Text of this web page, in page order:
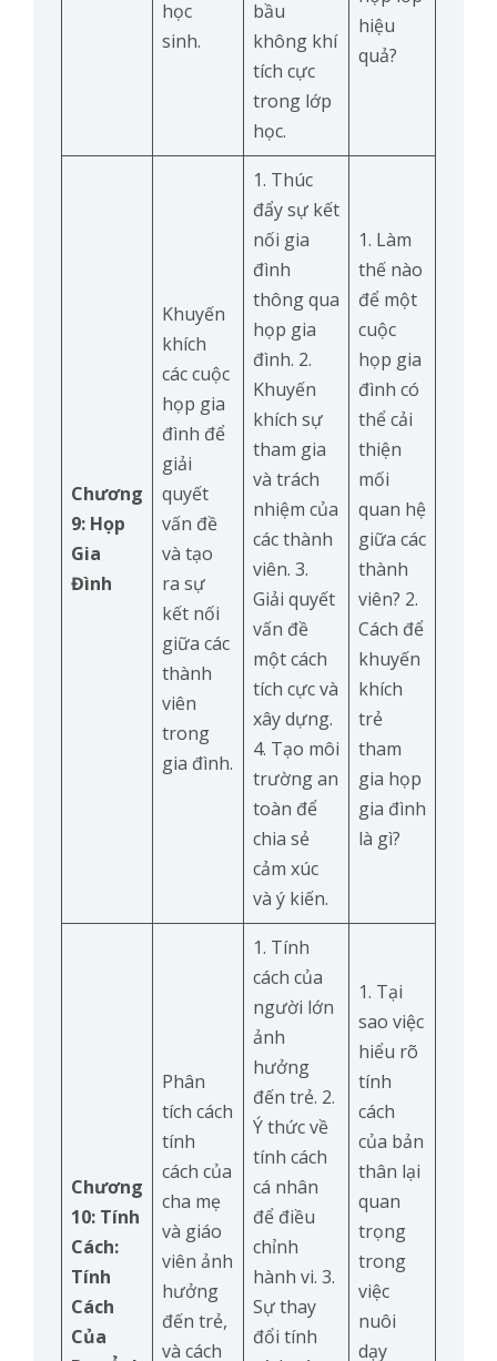
học
sinh.
bầu
không khí
tích cực
trong lớp
học.
hiệu
quả?
Chương
9: Họp
Gia
Đình
Khuyến
khích
các cuộc
họp gia
đình để
giải
quyết
vấn đề
và tạo
ra sự
kết nối
giữa các
thành
viên
trong
gia đình.
1. Thúc
đẩy sự kết
nối gia
đình
thông qua
họp gia
đình. 2.
Khuyến
khích sự
tham gia
và trách
nhiệm của
các thành
viên. 3.
Giải quyết
vấn đề
một cách
tích cực và
xây dựng.
4. Tạo môi
trường an
toàn để
chia sẻ
cảm xúc
và ý kiến.
1. Làm
thế nào
để một
cuộc
họp gia
đình có
thể cải
thiện
mối
quan hệ
giữa các
thành
viên? 2.
Cách để
khuyến
khích
trẻ
tham
gia họp
gia đình
là gì?
Chương
10: Tính
Cách:
Tính
Cách
Của
Phân
tích cách
tính
cách của
cha mẹ
và giáo
viên ảnh
hưởng
đến trẻ,
và cách
1. Tính
cách của
người lớn
ảnh
hưởng
đến trẻ. 2.
Ý thức về
tính cách
cá nhân
để điều
chỉnh
hành vi. 3.
Sự thay
đổi tính
1. Tại
sao việc
hiểu rõ
tính
cách
của bản
thân lại
quan
trọng
trong
việc
nuôi
dạy